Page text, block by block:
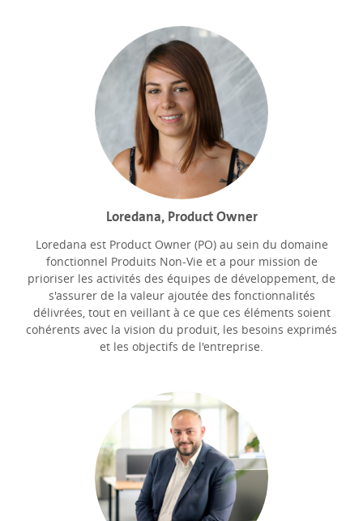
Loredana, Product Owner
Loredana est Product Owner (PO) au sein du domaine
fonctionnel Produits Non-Vie et a pour mission de
prioriser les activités des équipes de développement, de
s'assurer de la valeur ajoutée des fonctionnalités
délivrées, tout en veillant à ce que ces éléments soient
cohérents avec la vision du produit, les besoins exprimés
et les objectifs de l'entreprise.